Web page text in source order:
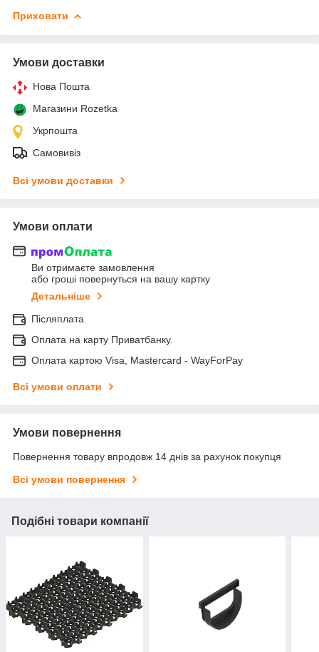
Приховати
Умови доставки
Нова Пошта
Магазини Rozetka
Укрпошта
Самовивіз
Всі умови доставки
Умови оплати
Ви отримаєте замовлення
або гроші повернуться на вашу картку
Детальніше
Післяплата
Оплата на карту Приватбанку.
Оплата картою Visa, Mastercard - WayForPay
Всі умови оплати
Умови повернення
Повернення товару впродовж 14 днів за рахунок покупця
Всі умови повернення
Подібні товари компанії